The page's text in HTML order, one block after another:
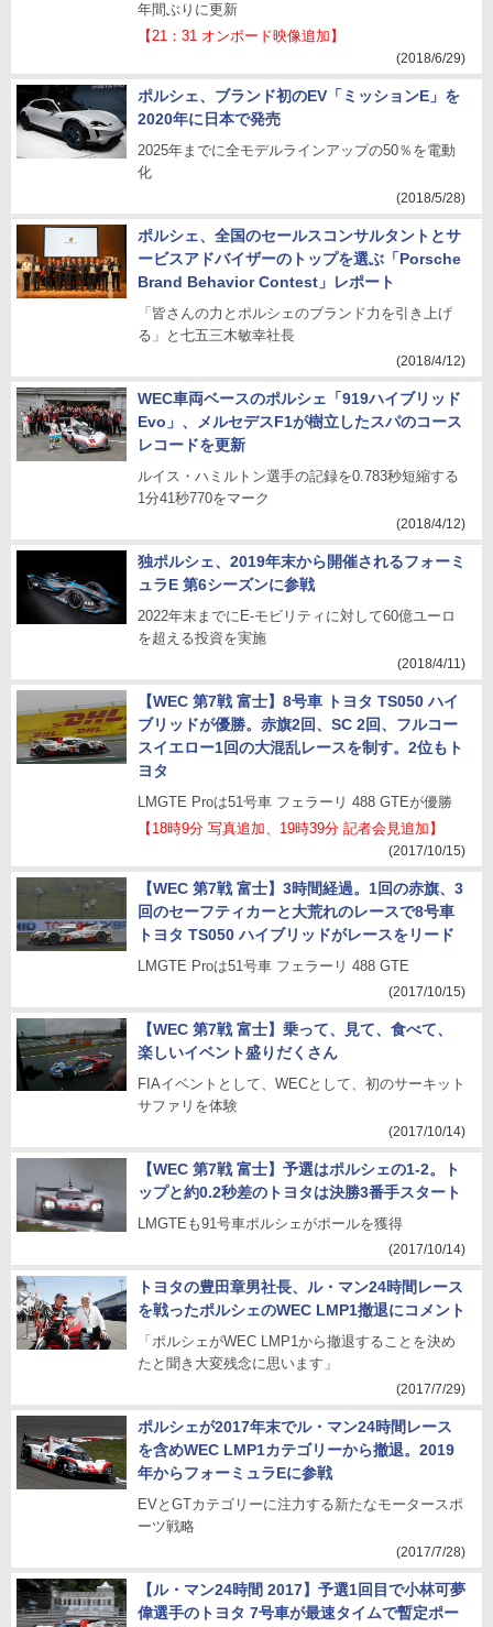
年間ぶりに更新
【21：31 オンボード映像追加】
(2018/6/29)
ポルシェ、ブランド初のEV「ミッションE」を
2020年に日本で発売
2025年までに全モデルラインアップの50％を電動
化
(2018/5/28)
ポルシェ、全国のセールスコンサルタントとサ
ービスアドバイザーのトップを選ぶ「Porsche
Brand Behavior Contest」レポート
「皆さんの力とポルシェのブランド力を引き上げ
る」と七五三木敏幸社長
(2018/4/12)
WEC車両ベースのポルシェ「919ハイブリッド
Evo」、メルセデスF1が樹立したスパのコース
レコードを更新
ルイス・ハミルトン選手の記録を0.783秒短縮する
1分41秒770をマーク
(2018/4/12)
独ポルシェ、2019年末から開催されるフォーミ
ュラE 第6シーズンに参戦
2022年末までにE-モビリティに対して60億ユーロ
を超える投資を実施
(2018/4/11)
【WEC 第7戦 富士】8号車 トヨタ TS050 ハイ
ブリッドが優勝。赤旗2回、SC 2回、フルコー
スイエロー1回の大混乱レースを制す。2位もト
ヨタ
LMGTE Proは51号車 フェラーリ 488 GTEが優勝
【18時9分 写真追加、19時39分 記者会見追加】
(2017/10/15)
【WEC 第7戦 富士】3時間経過。1回の赤旗、3
回のセーフティカーと大荒れのレースで8号車
トヨタ TS050 ハイブリッドがレースをリード
LMGTE Proは51号車 フェラーリ 488 GTE
(2017/10/15)
【WEC 第7戦 富士】乗って、見て、食べて、
楽しいイベント盛りだくさん
FIAイベントとして、WECとして、初のサーキット
サファリを体験
(2017/10/14)
【WEC 第7戦 富士】予選はポルシェの1-2。ト
ップと約0.2秒差のトヨタは決勝3番手スタート
LMGTEも91号車ポルシェがポールを獲得
(2017/10/14)
トヨタの豊田章男社長、ル・マン24時間レース
を戦ったポルシェのWEC LMP1撤退にコメント
「ポルシェがWEC LMP1から撤退することを決め
たと聞き大変残念に思います」
(2017/7/29)
ポルシェが2017年末でル・マン24時間レース
を含めWEC LMP1カテゴリーから撤退。2019
年からフォーミュラEに参戦
EVとGTカテゴリーに注力する新たなモータースポ
ーツ戦略
(2017/7/28)
【ル・マン24時間 2017】予選1回目で小林可夢
偉選手のトヨタ 7号車が最速タイムで暫定ポー